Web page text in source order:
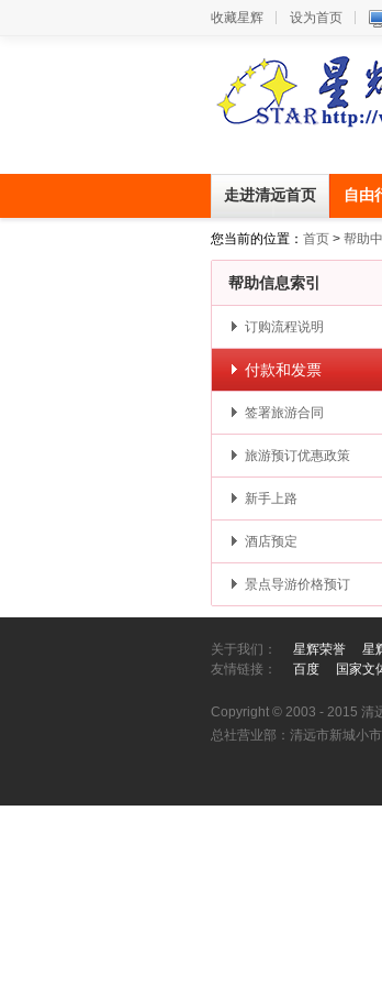
收藏星辉 设为首页
走进清远首页 自由
您当前的位置： 首页 > 帮助
帮助信息索引
订购流程说明
付款和发票
签署旅游合同
旅游预订优惠政策
新手上路
酒店预定
景点导游价格预订
关于我们： 星辉荣誉 星
友情链接：
百度 国家文
Copyright © 2003 - 2015 清
总社营业部：清远市新城小